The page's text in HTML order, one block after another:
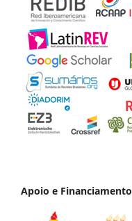
Apoio e Financiamento